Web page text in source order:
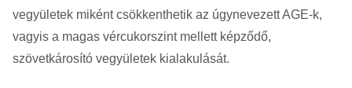
vegyületek miként csökkenthetik az úgynevezett AGE-k,
vagyis a magas vércukorszint mellett képződő,
szövetkárosító vegyületek kialakulását.